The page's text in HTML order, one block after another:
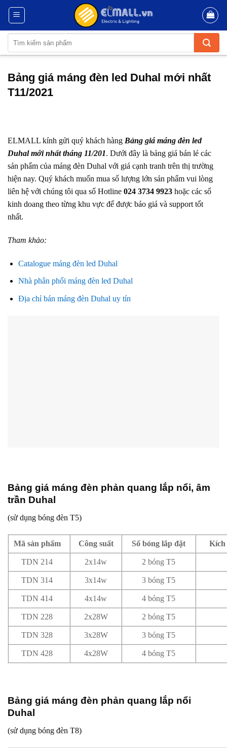
Skip
content
kiếm:
Bảng giá máng đèn led Duhal mới nhất
T11/2021
ELMALL kính gửi quý khách hàng Bảng giá máng đèn led
Duhal mới nhất tháng 11/201. Dưới đây là bảng giá bán lẻ các
sản phẩm của máng đèn Duhal với giá cạnh tranh trên thị trường
hiện nay. Quý khách muốn mua số lượng lớn sản phẩm vui lòng
liên hệ với chúng tôi qua số Hotline 024 3734 9923 hoặc các số
kinh doang theo từng khu vực để được báo giá và support tốt
nhất.
Tham khảo:
Catalogue máng đèn led Duhal
Nhà phân phối máng đèn led Duhal
Địa chỉ bán máng đèn Duhal uy tín
Bảng giá máng đèn phản quang lắp nổi, âm
trần Duhal
(sử dụng bóng đèn T5)
Mã sản phẩm Công suất Số bóng lắp đặt Kích
TDN 214 2x14w 2 bóng T5
TDN 314 3x14w 3 bóng T5
TDN 414 4x14w 4 bóng T5
TDN 228 2x28W 2 bóng T5
TDN 328 3x28W 3 bóng T5
TDN 428 4x28W 4 bóng T5
Bảng giá máng đèn phản quang lắp nổi
Duhal
(sử dụng bóng đèn T8)